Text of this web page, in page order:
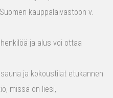
kauppalaivastoon v.
ja alus voi ottaa
ja kokoustilat etukannen
missä on liesi,